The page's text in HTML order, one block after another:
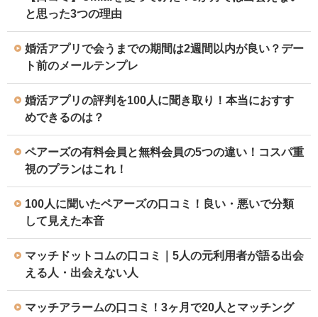
と思った3つの理由
婚活アプリで会うまでの期間は2週間以内が良い？デー
ト前のメールテンプレ
婚活アプリの評判を100人に聞き取り！本当におすす
めできるのは？
ペアーズの有料会員と無料会員の5つの違い！コスパ重
視のプランはこれ！
100人に聞いたペアーズの口コミ！良い・悪いで分類
して見えた本音
マッチドットコムの口コミ｜5人の元利用者が語る出会
える人・出会えない人
マッチアラームの口コミ！3ヶ月で20人とマッチング